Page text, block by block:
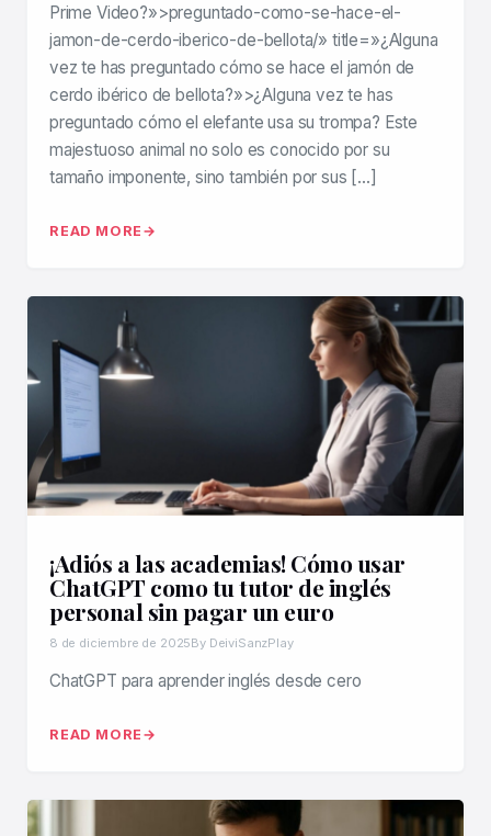
Prime Video?»>preguntado-como-se-hace-el-
jamon-de-cerdo-iberico-de-bellota/» title=»¿Alguna
vez te has preguntado cómo se hace el jamón de
cerdo ibérico de bellota?»>¿Alguna vez te has
preguntado cómo el elefante usa su trompa? Este
majestuoso animal no solo es conocido por su
tamaño imponente, sino también por sus […]
READ MORE
¡Adiós a las academias! Cómo usar
ChatGPT como tu tutor de inglés
personal sin pagar un euro
8 de diciembre de 2025By DeiviSanzPlay
ChatGPT para aprender inglés desde cero
READ MORE